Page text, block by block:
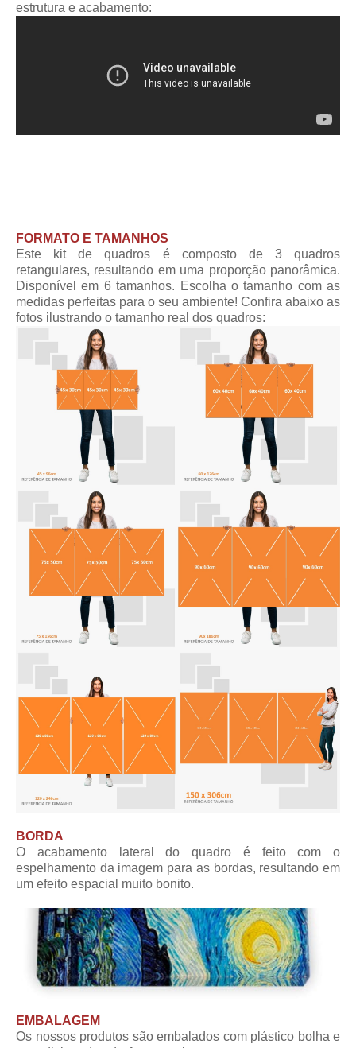
estrutura e acabamento:
FORMATO E TAMANHOS
Este kit de quadros é composto de 3 quadros
retangulares, resultando em uma proporção panorâmica.
Disponível em 6 tamanhos. Escolha o tamanho com as
medidas perfeitas para o seu ambiente! Confira abaixo as
fotos ilustrando o tamanho real dos quadros:
BORDA
O acabamento lateral do quadro é feito com o
espelhamento da imagem para as bordas, resultando em
um efeito espacial muito bonito.
EMBALAGEM
Os nossos produtos são embalados com plástico bolha e